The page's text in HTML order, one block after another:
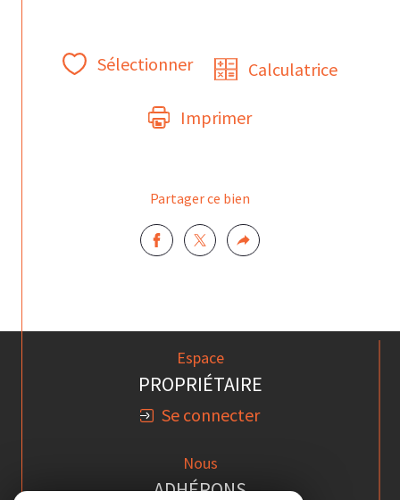
Sélectionner Calculatrice
Imprimer
Partager ce bien
Espace
PROPRIÉTAIRE
Se connecter
Nous
ADHÉRONS